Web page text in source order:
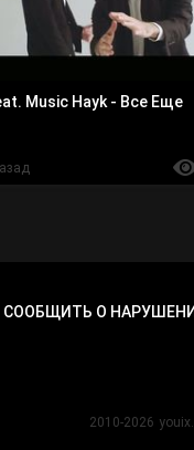
Music Hayk - Все Еще
СООБЩИТЬ О
2010-2026